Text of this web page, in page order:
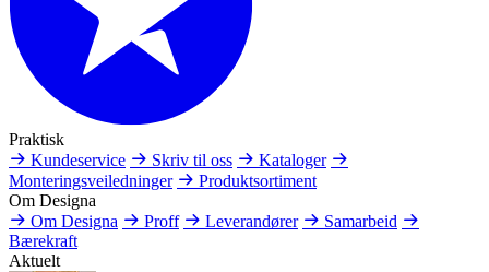
Praktisk
Kundeservice
Skriv til oss
Kataloger
Monteringsveiledninger
Produktsortiment
Om Designa
Om Designa
Proff Leverandører
Samarbeid
Bærekraft
Aktuelt